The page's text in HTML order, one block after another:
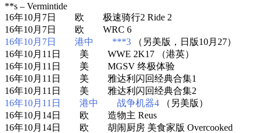
**s – Vermintide
16年10月7日 欧 极速骑行2 Ride 2
16年10月7日 欧 WRC 6
16年10月7日 港中 ***3 （另美版，日版10月27）
16年10月11日 美 WWE 2K17 （港英）
16年10月11日 美 MGSV 终极体验
16年10月11日 美 雅达利闪回经典合集1
16年10月11日 美 雅达利闪回经典合集2
16年10月11日 港中 战争机器4 （另美版）
16年10月14日 欧 造物主 Reus
16年10月14日 欧 胡闹厨房 美食家版 Overcooked